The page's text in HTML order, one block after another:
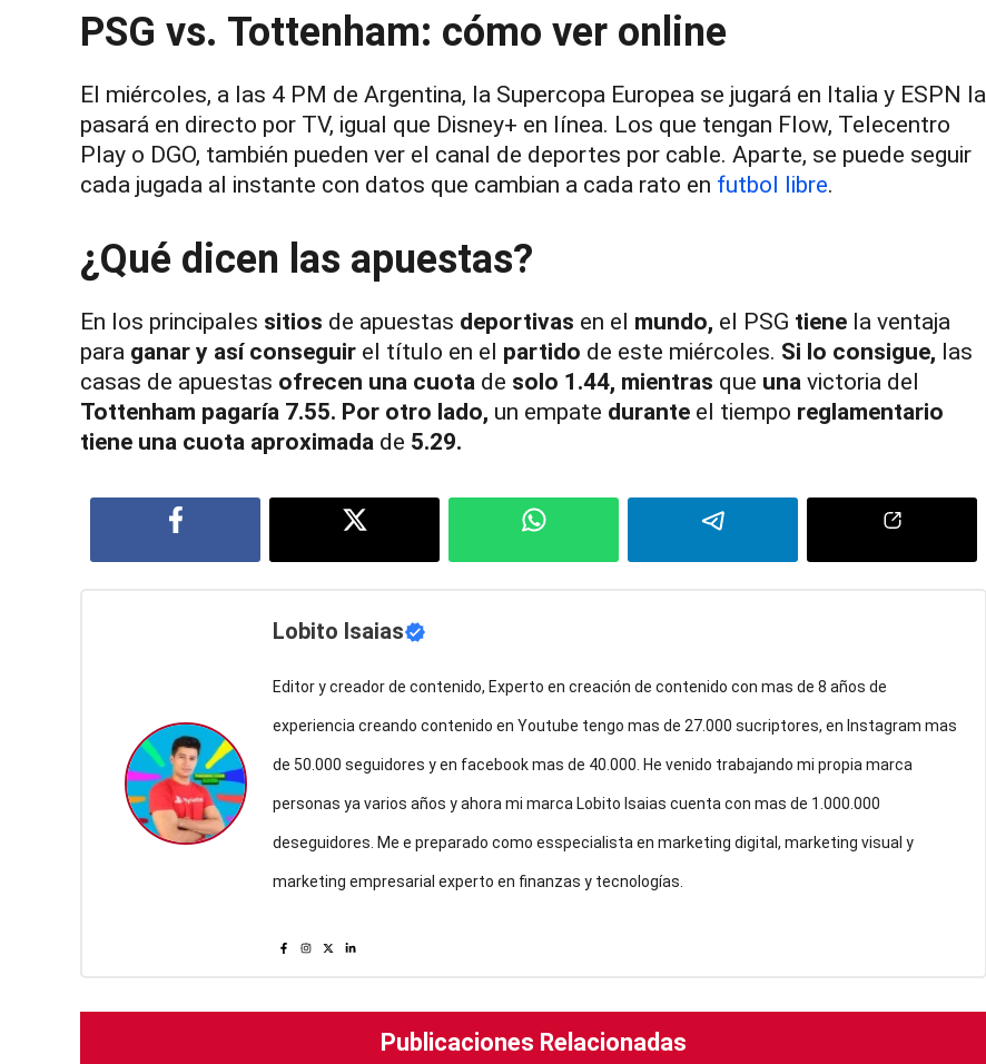
PSG vs. Tottenham: cómo ver online
El miércoles, a las 4 PM de Argentina, la Supercopa Europea se jugará en Italia y ESPN la
pasará en directo por TV, igual que Disney+ en línea. Los que tengan Flow, Telecentro
Play o DGO, también pueden ver el canal de deportes por cable. Aparte, se puede seguir
cada jugada al instante con datos que cambian a cada rato en futbol libre.
¿Qué dicen las apuestas?
En los principales sitios de apuestas deportivas en el mundo, el PSG tiene la ventaja
para ganar y así conseguir el título en el partido de este miércoles. Si lo consigue, las
casas de apuestas ofrecen una cuota de solo 1.44, mientras que una victoria del
Tottenham pagaría 7.55. Por otro lado, un empate durante el tiempo reglamentario
tiene una cuota aproximada de 5.29.
Lobito Isaias
Editor y creador de contenido, Experto en creación de contenido con mas de 8 años de
experiencia creando contenido en Youtube tengo mas de 27.000 sucriptores, en Instagram mas
de 50.000 seguidores y en facebook mas de 40.000. He venido trabajando mi propia marca
personas ya varios años y ahora mi marca Lobito Isaias cuenta con mas de 1.000.000
deseguidores. Me e preparado como esspecialista en marketing digital, marketing visual y
marketing empresarial experto en finanzas y tecnologías.
Publicaciones Relacionadas